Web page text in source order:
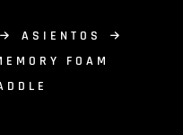
ASIENTOS
FOAM